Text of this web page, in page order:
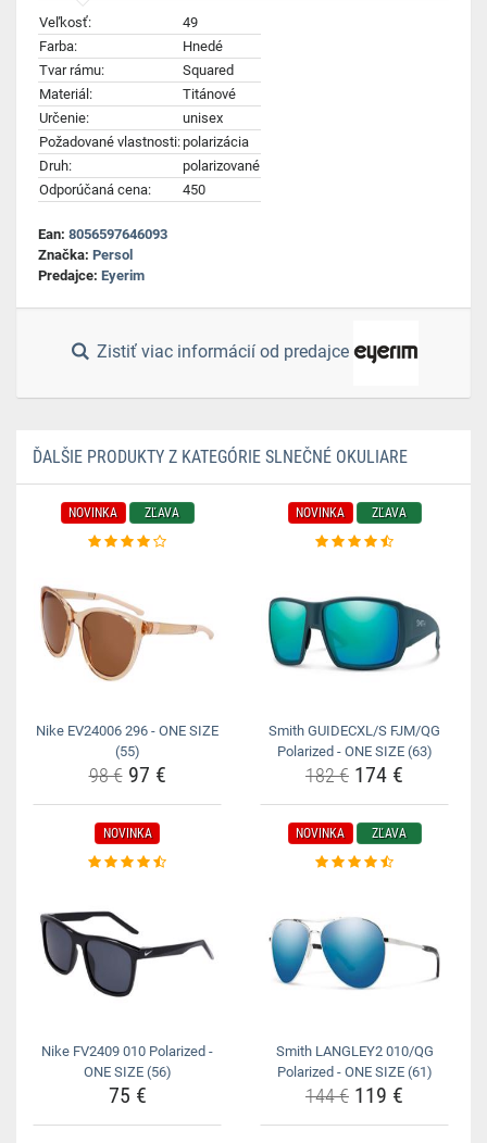
Veľkosť:
49
Farba:
Hnedé
Tvar rámu:
Squared
Materiál:
Titánové
Určenie:
unisex
Požadované vlastnosti:polarizácia
Druh:
polarizované
Odporúčaná cena:
450
Ean: 8056597646093
Značka: Persol
Predajce: Eyerim
Zistiť viac informácií od predajce
ĎALŠIE PRODUKTY Z KATEGÓRIE SLNEČNÉ OKULIARE
NOVINKA ZĽAVA
Nike EV24006 296 - ONE SIZE
(55)
98 €97 €
NOVINKA ZĽAVA
Smith GUIDECXL/S FJM/QG
Polarized - ONE SIZE (63)
182 € 174 €
NOVINKA
Nike FV2409 010 Polarized -
ONE SIZE (56)
75 €
NOVINKA ZĽAVA
Smith LANGLEY2 010/QG
Polarized - ONE SIZE (61)
144 € 119 €